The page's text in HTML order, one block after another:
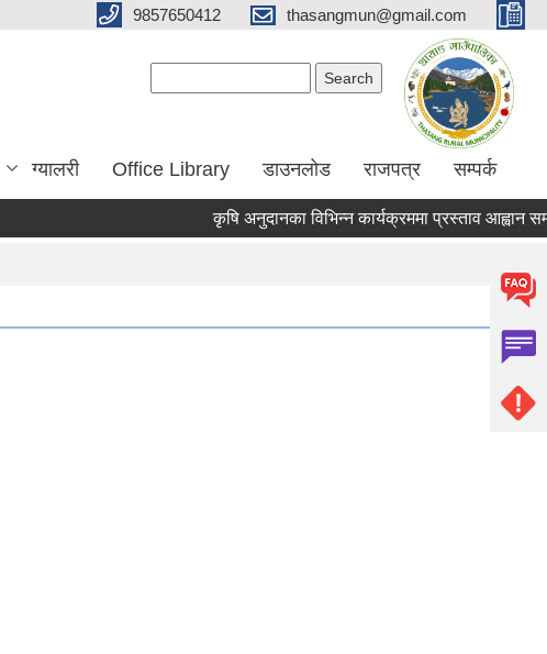
9857650412 thasangmun@gmail.com
ग्यालरी Office Library डाउनलोड राजपत्र सम्पर्क
कृषि अनुदानका विभिन्न कार्यक्रममा प्रस्ताव आह्वान